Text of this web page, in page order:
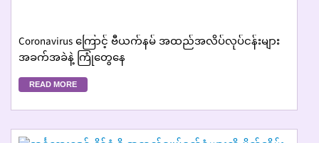
Coronavirus ကြောင့် ဗီယက်နမ် အထည်အလိပ်လုပ်ငန်းများ
အခက်အခဲနဲ့ ကြုံတွေနေ
READ MORE